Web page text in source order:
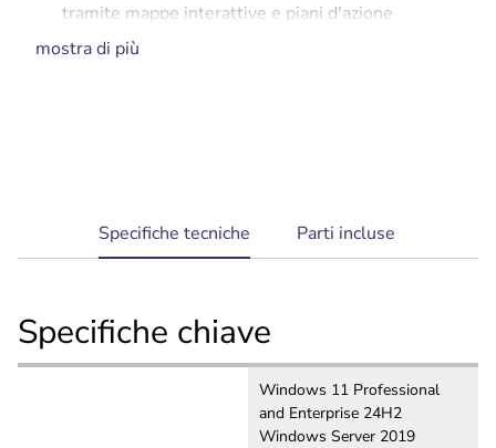
tramite mappe interattive e piani d'azione
dinamici
mostra di più
current
tab:
Specifiche tecniche Parti incluse
Specifiche chiave
Windows 11 Professional
and Enterprise 24H2
Windows Server 2019